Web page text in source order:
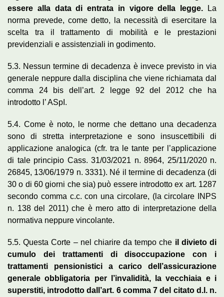
essere alla data di entrata in vigore della legge. La
norma prevede, come detto, la necessità di esercitare la
scelta tra il trattamento di mobilità e le prestazioni
previdenziali e assistenziali in godimento.
5.3. Nessun termine di decadenza è invece previsto in via
generale neppure dalla disciplina che viene richiamata dal
comma 24 bis dell’art. 2 legge 92 del 2012 che ha
introdotto l’ ASpI.
5.4. Come è noto, le norme che dettano una decadenza
sono di stretta interpretazione e sono insuscettibili di
applicazione analogica (cfr. tra le tante per l’applicazione
di tale principio Cass. 31/03/2021 n. 8964, 25/11/2020 n.
26845, 13/06/1979 n. 3331). Né il termine di decadenza (di
30 o di 60 giorni che sia) può essere introdotto ex art. 1287
secondo comma c.c. con una circolare, (la circolare INPS
n. 138 del 2011) che è mero atto di interpretazione della
normativa neppure vincolante.
5.5. Questa Corte – nel chiarire da tempo che il divieto di
cumulo dei trattamenti di disoccupazione con i
trattamenti pensionistici a carico dell’assicurazione
generale obbligatoria per l’invalidità, la vecchiaia e i
superstiti, introdotto dall’art. 6 comma 7 del citato d.l. n.